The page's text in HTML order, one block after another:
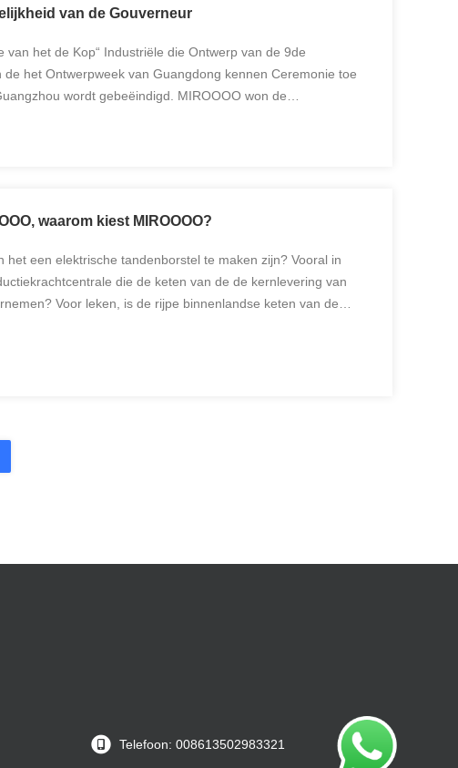
van de Gouverneur
van het de Kop“ Industriële die Ontwerp van de 9de
de het Ontwerpweek van Guangdong kennen Ceremonie toe
wordt gebeëindigd. MIROOOO won de
met ...
waarom kiest MIROOOO?
het een elektrische tandenborstel te maken zijn? Vooral in
die de keten van de de kernlevering van
Voor leken, is de rijpe binnenlandse keten van de
Telefoon: 008613502983321